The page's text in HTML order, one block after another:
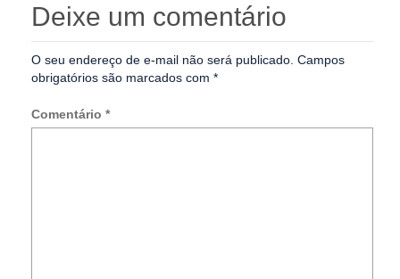
Deixe um comentário
O seu endereço de e-mail não será publicado. Campos
obrigatórios são marcados com *
Comentário *